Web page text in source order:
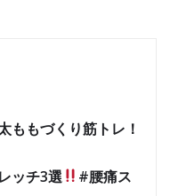
ももづくり筋トレ！
ッチ3選
#腰痛ス